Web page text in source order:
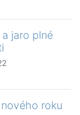
jaro plné
roku